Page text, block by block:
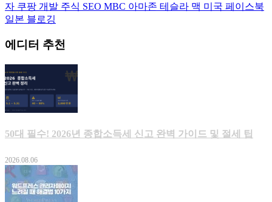
자 쿠팡 개발 주식 SEO MBC 아마존 테슬라 맥 미국 페이스북
일본 블로깅
에디터 추천
50대 필수! 2026년 종합소득세 신고 완벽 가이드 및 절세 팁
2026.08.06